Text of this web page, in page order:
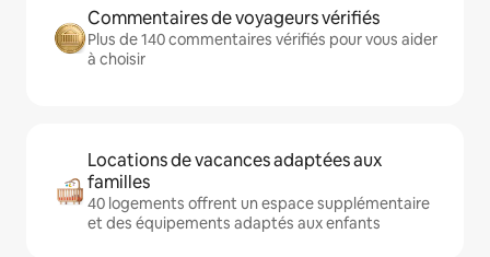
Commentaires de voyageurs vérifiés
Plus de 140 commentaires vérifiés pour vous aider
à choisir
Locations de vacances adaptées aux
familles
40 logements offrent un espace supplémentaire
et des équipements adaptés aux enfants